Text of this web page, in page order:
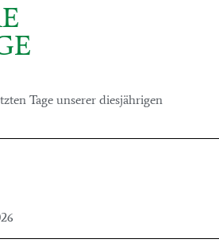
Tage unserer diesjährigen